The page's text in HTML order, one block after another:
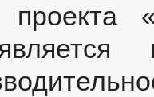
проекта